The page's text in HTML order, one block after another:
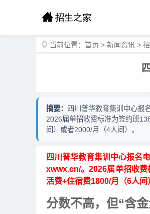
当前位置： 首页 > 新闻资讯 >
摘要：
四川普华教育集训中心报
2026届单招收费标准为签约班
间）或者2000/月（4人间）。
四川普华教育集训中心报名
xwwx.cn/。2026届单招收费
活费+住宿费1800/月（6人间
分数不高，但“含